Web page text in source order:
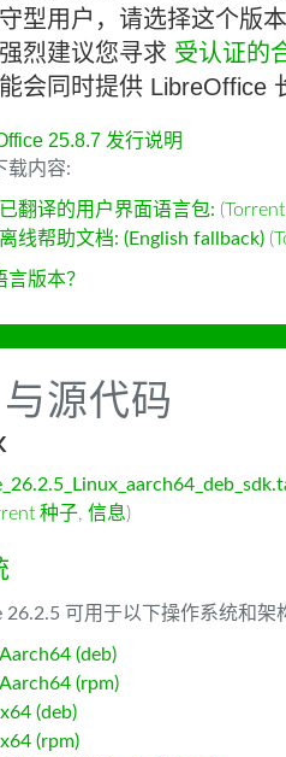
型用户，请选择这个版
烈建议您寻求 受认证的
会同时提供 LibreOffice
25.8.7 发行说明
载内容:
已翻译的用户界面语言包: (
离线帮助文档: (English fallback) (
言版本？
源代码
种子, 信息)
26.2.5 可用于以下操作系统和架
(deb)
(rpm)
(deb)
(rpm)